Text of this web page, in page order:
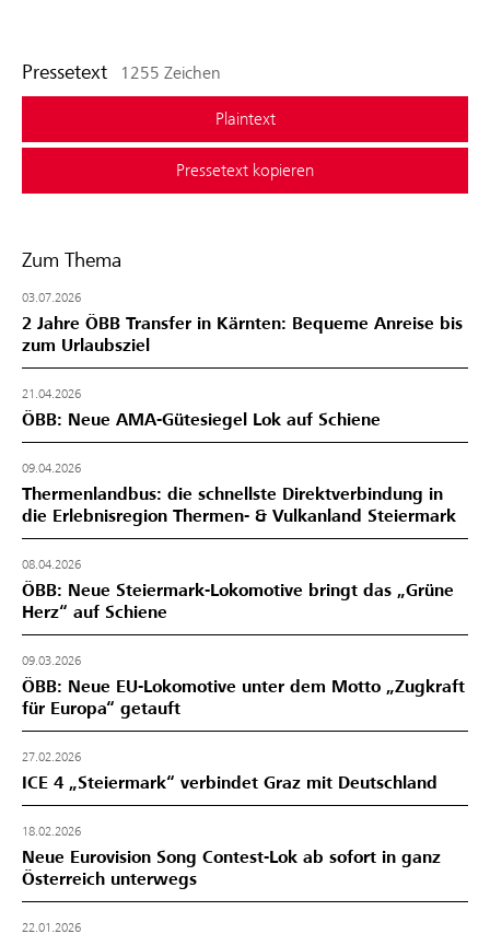
Pressetext 1255 Zeichen
Plaintext
Pressetext kopieren
Zum Thema
03.07.2026
2 Jahre ÖBB Transfer in Kärnten: Bequeme Anreise bis
zum Urlaubsziel
21.04.2026
ÖBB: Neue AMA-Gütesiegel Lok auf Schiene
09.04.2026
Thermenlandbus: die schnellste Direktverbindung in
die Erlebnisregion Thermen- & Vulkanland Steiermark
08.04.2026
ÖBB: Neue Steiermark-Lokomotive bringt das „Grüne
Herz“ auf Schiene
09.03.2026
ÖBB: Neue EU-Lokomotive unter dem Motto „Zugkraft
für Europa“ getauft
27.02.2026
ICE 4 „Steiermark“ verbindet Graz mit Deutschland
18.02.2026
Neue Eurovision Song Contest-Lok ab sofort in ganz
Österreich unterwegs
22.01.2026